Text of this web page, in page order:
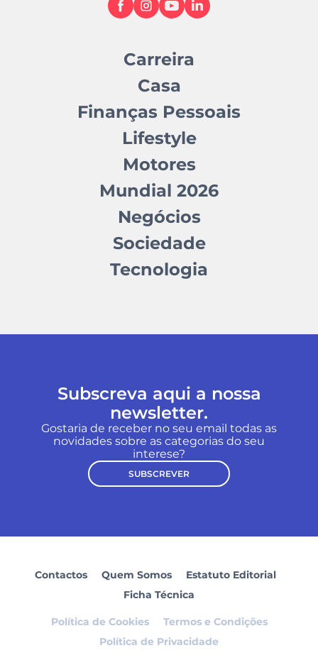
Carreira
Casa
Finanças Pessoais
Lifestyle
Motores
Mundial 2026
Negócios
Sociedade
Tecnologia
Subscreva aqui a nossa
newsletter.
Gostaria de receber no seu email todas as
novidades sobre as categorias do seu
interese?
SUBSCREVER
Contactos Quem Somos
Estatuto Editorial
Ficha Técnica
Política de Cookies
Termos e Condições
Política de Privacidade